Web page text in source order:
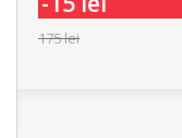
175 lei